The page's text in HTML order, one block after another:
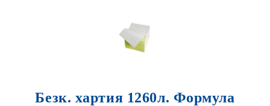
Безк. хартия 1260л. Формула